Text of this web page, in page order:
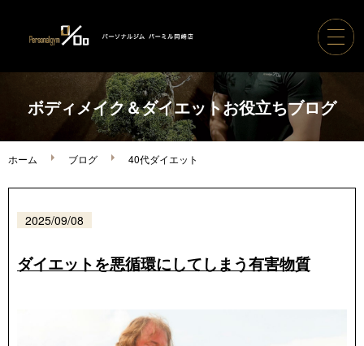
ホーム
パーソナルジムパーミル
コース案内・料金
ご利用の流れ
ボディメイク＆ダイエットお役立ちブログ
ホーム ブログ 40代ダイエット
2025/09/08
ダイエットを悪循環にしてしまう有害物質